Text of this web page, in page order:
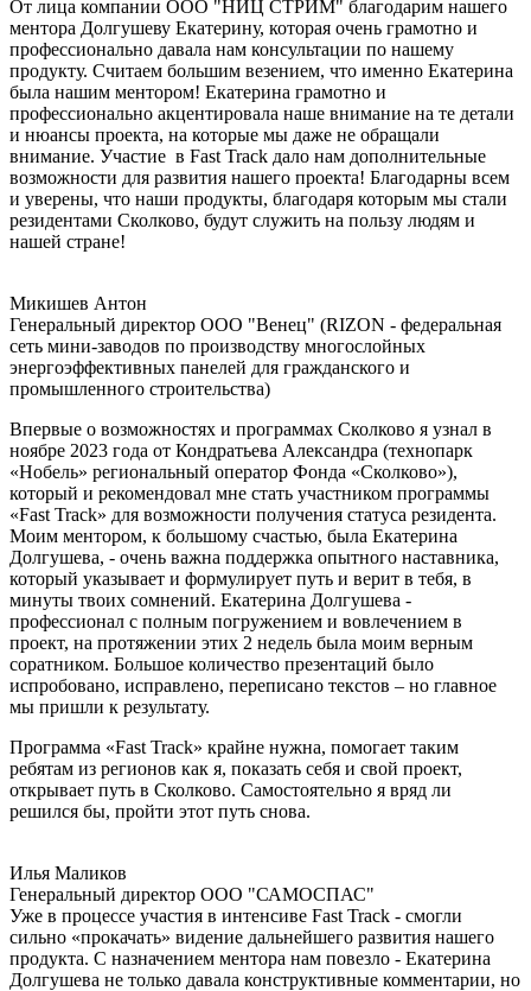
От лица компании ООО "НИЦ СТРИМ" благодарим нашего
ментора Долгушеву Екатерину, которая очень грамотно и
профессионально давала нам консультации по нашему
продукту. Считаем большим везением, что именно Екатерина
была нашим ментором! Екатерина грамотно и
профессионально акцентировала наше внимание на те детали
и нюансы проекта, на которые мы даже не обращали
внимание. Участие в Fast Track дало нам дополнительные
возможности для развития нашего проекта! Благодарны всем
и уверены, что наши продукты, благодаря которым мы стали
резидентами Сколково, будут cлужить на пользу людям и
нашей стране!
Микишев Антон
Генеральный директор ООО "Венец" (RIZON - федеральная
сеть мини-заводов по производству многослойных
энергоэффективных панелей для гражданского и
промышленного строительства)
Впервые о возможностях и программах Сколково я узнал в
ноябре 2023 года от Кондратьева Александра (технопарк
«Нобель» региональный оператор Фонда «Сколково»),
который и рекомендовал мне стать участником программы
«Fast Track» для возможности получения статуса резидента.
Моим ментором, к большому счастью, была Екатерина
Долгушева, - очень важна поддержка опытного наставника,
который указывает и формулирует путь и верит в тебя, в
минуты твоих сомнений. Екатерина Долгушева -
профессионал с полным погружением и вовлечением в
проект, на протяжении этих 2 недель была моим верным
соратником. Большое количество презентаций было
испробовано, исправлено, переписано текстов – но главное
мы пришли к результату.
Программа «Fast Track» крайне нужна, помогает таким
ребятам из регионов как я, показать себя и свой проект,
открывает путь в Сколково. Самостоятельно я вряд ли
решился бы, пройти этот путь снова.
Илья Маликов
Генеральный директор ООО "САМОСПАС"
Уже в процессе участия в интенсиве Fast Track - смогли
сильно «прокачать» видение дальнейшего развития нашего
продукта. С назначением ментора нам повезло - Екатерина
Долгушева не только давала конструктивные комментарии, но